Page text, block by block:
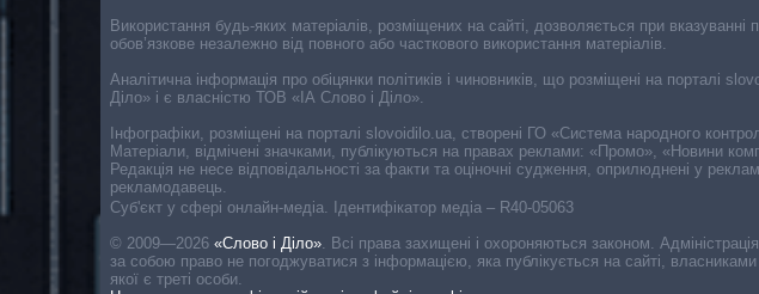
Cуб'єкт у сфері онлайн-медіа. Ідентифікатор медіа – R40-05063
© 2009—2026 «Слово і Діло». Всі права захищені і охороняються законом.
за собою право не погоджуватися з інформацією, яка публікується на сайті,
якої є треті особи.
Використання будь-яких матеріалів, розміщених на сайті, дозволяється при
обов’язкове незалежно від повного або часткового використання матеріалів.
Аналітична інформація про обіцянки політиків і чиновників, що розміщені на порталі
Діло» і є власністю ТОВ «ІА Слово і Діло».
Інфографіки, розміщені на порталі slovoidilo.ua, створені ГО «Система народного
Матеріали, відмічені значками, публікуються на правах реклами: «Промо», «Новини
Редакція не несе відповідальності за факти та оціночні судження, оприлюднені у
рекламодавець.